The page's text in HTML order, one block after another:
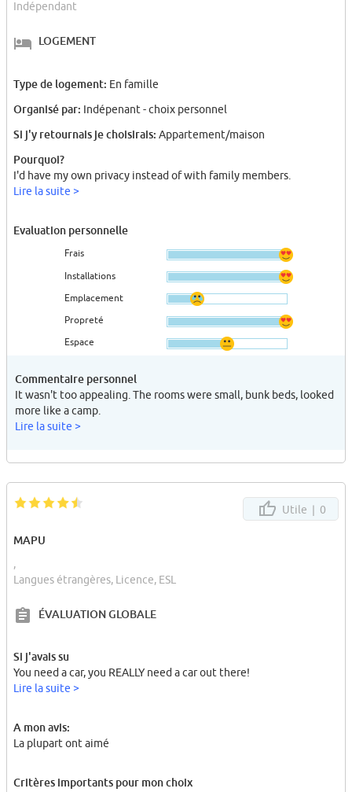
Indépendant
LOGEMENT
Type de logement: En famille
Organisé par: Indépenant - choix personnel
Si j'y retournais je choisirais: Appartement/maison
Pourquoi?
I'd have my own privacy instead of with family members.
Lire la suite >
Evaluation personnelle
Frais
Installations
Emplacement
Propreté
Espace
Commentaire personnel
It wasn't too appealing. The rooms were small, bunk beds, looked
more like a camp.
Lire la suite >
Utile | 0
MAPU
,
Langues étrangères, Licence, ESL
ÉVALUATION GLOBALE
Si j'avais su
You need a car, you REALLY need a car out there!
Lire la suite >
A mon avis:
La plupart ont aimé
Critères importants pour mon choix